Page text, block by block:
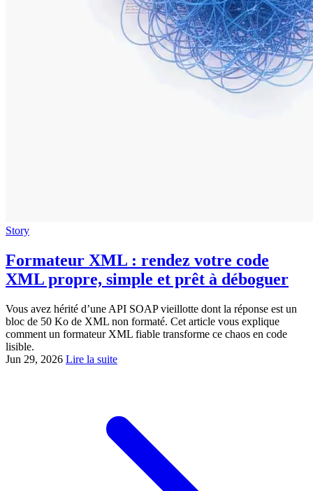
Story
Formateur XML : rendez votre code
XML propre, simple et prêt à déboguer
Vous avez hérité d’une API SOAP vieillotte dont la réponse est un
bloc de 50 Ko de XML non formaté. Cet article vous explique
comment un formateur XML fiable transforme ce chaos en code
lisible.
Jun 29, 2026 Lire la suite